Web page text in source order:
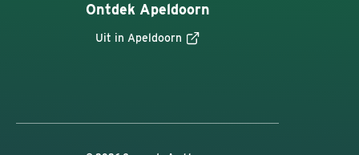
Ontdek Apeldoorn
Uit in Apeldoorn